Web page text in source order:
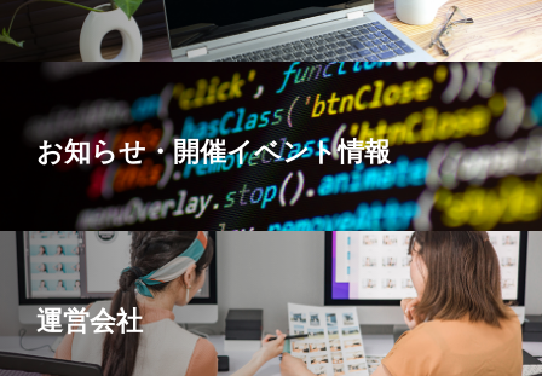
お知らせ・開催イベント情報
運営会社